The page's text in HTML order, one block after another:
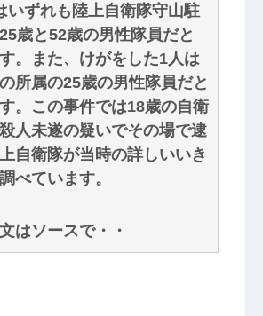
いずれも陸上自衛隊守山駐
歳と52歳の男性隊員だと
。また、けがをした1人は
所属の25歳の男性隊員だと
。この事件では18歳の自衛
人未遂の疑いでその場で逮
自衛隊が当時の詳しいいき
べています。
はソースで・・